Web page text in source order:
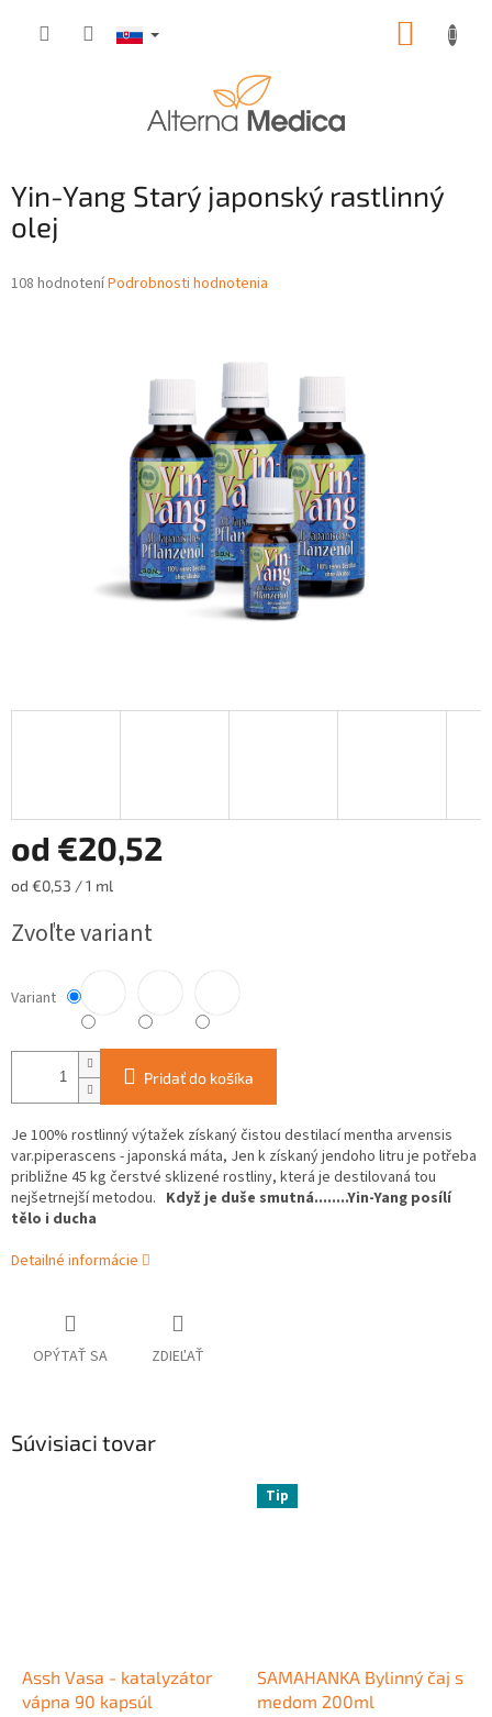
Yin-Yang Starý japonský rastlinný
olej
Priemerné
108 hodnoteníPodrobnosti hodnotenia
od €20,52
Jednotková
od €0,53 / 1 ml
Zvoľte variant
Variant
Pridať do košíka
Je 100% rostlinný výtažek získaný čistou destilací mentha arvensis
var.piperascens - japonská máta, Jen k získaný jendoho litru je potřeba
približne 45 kg čerstvé sklizené rostliny, která je destilovaná tou
nejšetrnejší metodou. Když je duše smutná........Yin-Yang posílí
tělo i ducha
Detailné informácie
OPÝTAŤ SA ZDIEĽAŤ
Súvisiaci tovar
Assh Vasa - katalyzátor
vápna 90 kapsúl
Tip
SAMAHANKA Bylinný čaj s
medom 200ml